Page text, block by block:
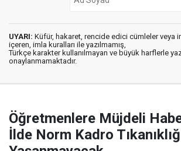
UYARI: Küfür, hakaret, rencide edici cümleler veya
içeren, imla kuralları ile yazılmamış,
Türkçe karakter kullanılmayan ve büyük harflerle
onaylanmamaktadır.
Öğretmenlere Müjdeli
İlde Norm Kadro